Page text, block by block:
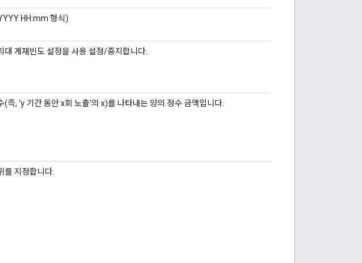
HH:mm 형식)
대 게재빈도 설정을 사용 설정/중지합니다.
(즉, 'y 기간 동안 x회 노출'의 x)를 나타내는 양의 정수 금액입니다.
를 지정합니다.